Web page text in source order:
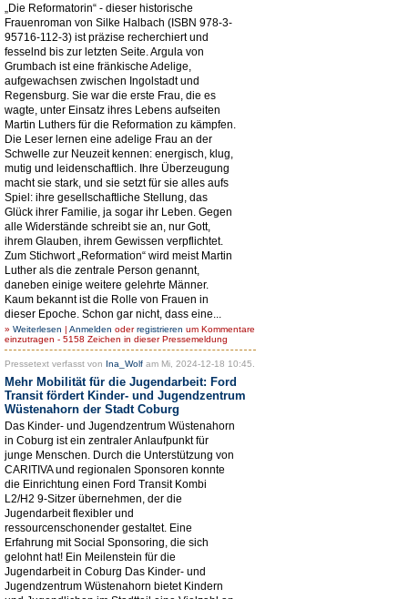
„Die Reformatorin“ - dieser historische
Frauenroman von Silke Halbach (ISBN 978-3-
95716-112-3) ist präzise recherchiert und
fesselnd bis zur letzten Seite. Argula von
Grumbach ist eine fränkische Adelige,
aufgewachsen zwischen Ingolstadt und
Regensburg. Sie war die erste Frau, die es
wagte, unter Einsatz ihres Lebens aufseiten
Martin Luthers für die Reformation zu kämpfen.
Die Leser lernen eine adelige Frau an der
Schwelle zur Neuzeit kennen: energisch, klug,
mutig und leidenschaftlich. Ihre Überzeugung
macht sie stark, und sie setzt für sie alles aufs
Spiel: ihre gesellschaftliche Stellung, das
Glück ihrer Familie, ja sogar ihr Leben. Gegen
alle Widerstände schreibt sie an, nur Gott,
ihrem Glauben, ihrem Gewissen verpflichtet.
Zum Stichwort „Reformation“ wird meist Martin
Luther als die zentrale Person genannt,
daneben einige weitere gelehrte Männer.
Kaum bekannt ist die Rolle von Frauen in
dieser Epoche. Schon gar nicht, dass eine...
» Weiterlesen | Anmelden oderregistrieren um Kommentare
einzutragen - 5158 Zeichen in dieser Pressemeldung
Pressetext verfasst von Ina_Wolf am Mi, 2024-12-18 10:45.
Mehr Mobilität für die Jugendarbeit: Ford
Transit fördert Kinder- und Jugendzentrum
Wüstenahorn der Stadt Coburg
Das Kinder- und Jugendzentrum Wüstenahorn
in Coburg ist ein zentraler Anlaufpunkt für
junge Menschen. Durch die Unterstützung von
CARITIVA und regionalen Sponsoren konnte
die Einrichtung einen Ford Transit Kombi
L2/H2 9-Sitzer übernehmen, der die
Jugendarbeit flexibler und
ressourcenschonender gestaltet. Eine
Erfahrung mit Social Sponsoring, die sich
gelohnt hat! Ein Meilenstein für die
Jugendarbeit in Coburg Das Kinder- und
Jugendzentrum Wüstenahorn bietet Kindern